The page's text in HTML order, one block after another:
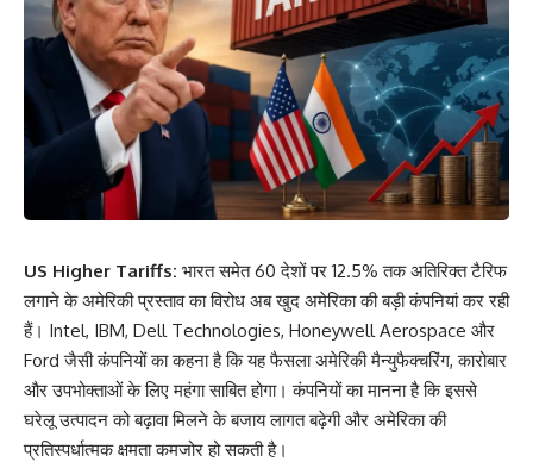
US Higher Tariffs: भारत समेत 60 देशों पर 12.5% तक अतिरिक्त टैरिफ
लगाने के अमेरिकी प्रस्ताव का विरोध अब खुद अमेरिका की बड़ी कंपनियां कर रही
हैं। Intel, IBM, Dell Technologies, Honeywell Aerospace और
Ford जैसी कंपनियों का कहना है कि यह फैसला अमेरिकी मैन्युफैक्चरिंग, कारोबार
और उपभोक्ताओं के लिए महंगा साबित होगा। कंपनियों का मानना है कि इससे
घरेलू उत्पादन को बढ़ावा मिलने के बजाय लागत बढ़ेगी और अमेरिका की
प्रतिस्पर्धात्मक क्षमता कमजोर हो सकती है।